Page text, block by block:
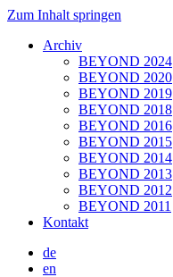
Zum Inhalt springen
Archiv
BEYOND 2024
BEYOND 2020
BEYOND 2019
BEYOND 2018
BEYOND 2016
BEYOND 2015
BEYOND 2014
BEYOND 2013
BEYOND 2012
BEYOND 2011
Kontakt
de
en